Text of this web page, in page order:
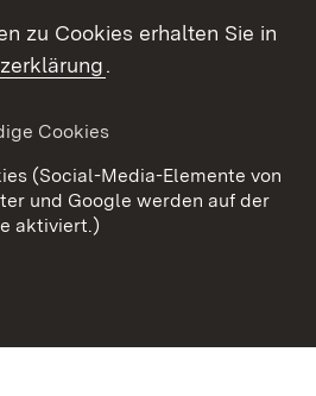
Datenschutz
Cookies
zu Cookies erhalten Sie in
.
Cookies
(Social-Media-Elemente von
und Google werden auf der
aktiviert.)